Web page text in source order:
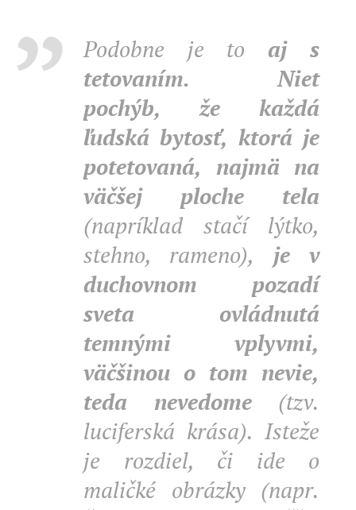
Podobne je to aj s
tetovaním. Niet
pochýb, že každá
ľudská bytosť, ktorá je
potetovaná, najmä na
väčšej ploche tela
(napríklad stačí lýtko,
stehno, rameno), je v
duchovnom pozadí
sveta ovládnutá
temnými vplyvmi,
väčšinou o tom nevie,
teda nevedome (tzv.
luciferská krása). Isteže
je rozdiel, či ide o
maličké obrázky (napr.